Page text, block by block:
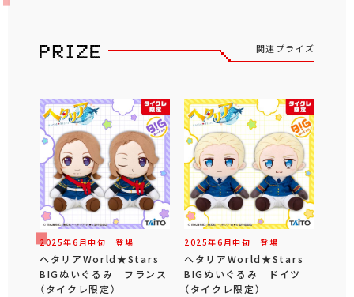
関連プライズ
2025年6 月中旬 登場
ヘタリアWorld★Stars
BIGぬいぐるみ フランス
（タイクレ限定）
2025年6 月中旬 登場
ヘタリアWorld★Stars
BIGぬいぐるみ ドイツ
（タイクレ限定）